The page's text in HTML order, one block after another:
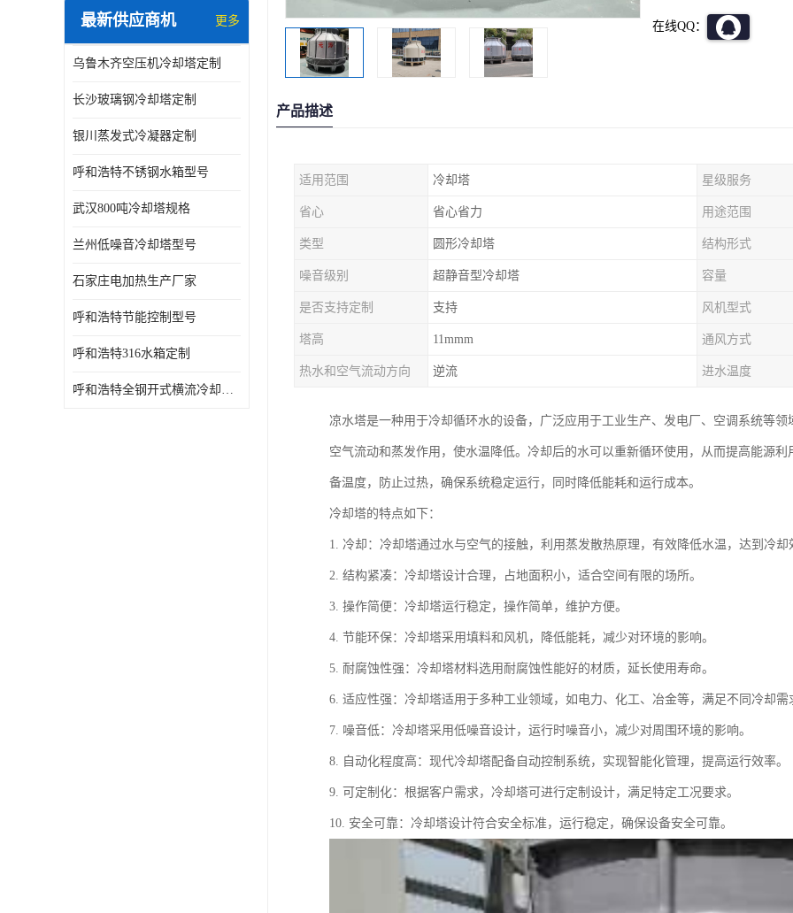
最新供应商机 更多
乌鲁木齐空压机冷却塔定制
长沙玻璃钢冷却塔定制
银川蒸发式冷凝器定制
呼和浩特不锈钢水箱型号
武汉800吨冷却塔规格
兰州低噪音冷却塔型号
石家庄电加热生产厂家
呼和浩特节能控制型号
呼和浩特316水箱定制
呼和浩特全钢开式横流冷却塔型号
在线QQ：
产品描述
适用范围 冷却塔 星级服务
省心 省心省力 用途范围
类型 圆形冷却塔 结构形式
噪音级别 超静音型冷却塔 容量
是否支持定制 支持 风机型式
塔高 11mmm 通风方式
热水和空气流动方向 逆流 进水温度
凉水塔是一种用于冷却循环水的设备，广泛应用于工业生产、发电厂、空调系统等
空气流动和蒸发作用，使水温降低。冷却后的水可以重新循环使用，从而提高能源
备温度，防止过热，确保系统稳定运行，同时降低能耗和运行成本。
冷却塔的特点如下：
1. 冷却：冷却塔通过水与空气的接触，利用蒸发散热原理，有效降低水温，达到冷却
2. 结构紧凑：冷却塔设计合理，占地面积小，适合空间有限的场所。
3. 操作简便：冷却塔运行稳定，操作简单，维护方便。
4. 节能环保：冷却塔采用填料和风机，降低能耗，减少对环境的影响。
5. 耐腐蚀性强：冷却塔材料选用耐腐蚀性能好的材质，延长使用寿命。
6. 适应性强：冷却塔适用于多种工业领域，如电力、化工、冶金等，满足不同冷却需
7. 噪音低：冷却塔采用低噪音设计，运行时噪音小，减少对周围环境的影响。
8. 自动化程度高：现代冷却塔配备自动控制系统，实现智能化管理，提高运行效率。
9. 可定制化：根据客户需求，冷却塔可进行定制设计，满足特定工况要求。
10. 安全可靠：冷却塔设计符合安全标准，运行稳定，确保设备安全可靠。